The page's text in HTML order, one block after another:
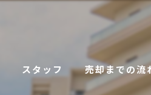
スタッフ 売却までの流